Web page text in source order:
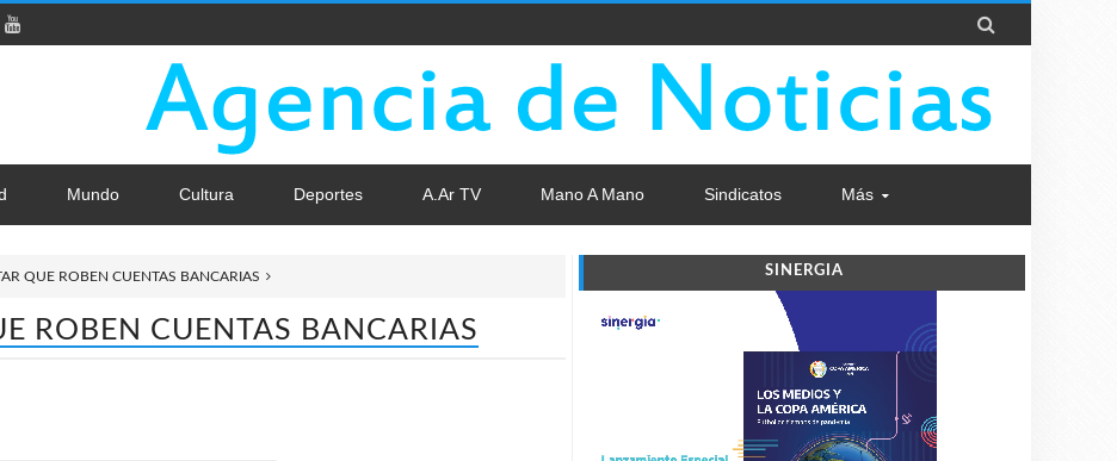

Mundo Cultura Deportes A.Ar TV Mano A Mano Sindicatos Más
QUE ROBEN CUENTAS BANCARIAS
ROBEN CUENTAS BANCARIAS
SINERGIA